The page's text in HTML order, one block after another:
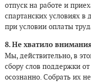
отпуск на работе и
спартанских условиях в
при условии оплаты
8. Не хватило
Мы, действительно, в
сбору слов поддержки
осознанно. Собрать их